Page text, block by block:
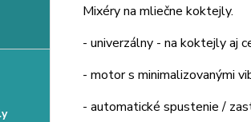
Mixéry na mliečne koktejly.
- univerzálny - na koktejly aj
- motor s minimalizovanými
- automatické spustenie /